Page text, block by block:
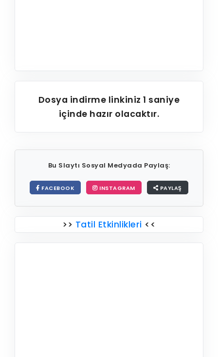
Dosya indirme linkiniz1 saniye
içinde hazır olacaktır.
Bu Slaytı Sosyal Medyada Paylaş:
FACEBOOK INSTAGRAM PAYLAŞ
>> Tatil Etkinlikleri <<